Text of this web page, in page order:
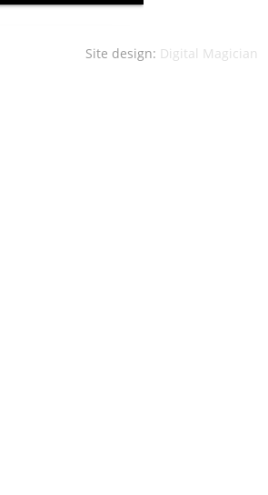
Site design: Digital Magician